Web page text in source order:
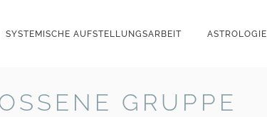
SYSTEMISCHE AUFSTELLUNGSARBEIT ASTROLOGIE
GRUPPE